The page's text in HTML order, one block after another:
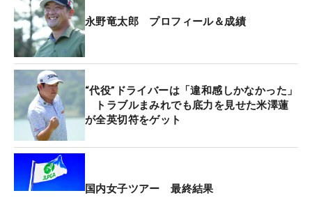
永野竜太郎 プロフィール＆成績
“代役”ドライバーは「違和感しかなかった」
トラブルまみれでも底力を見せた米澤蓮
が全英切符をゲット
国内女子ツアー 最終結果